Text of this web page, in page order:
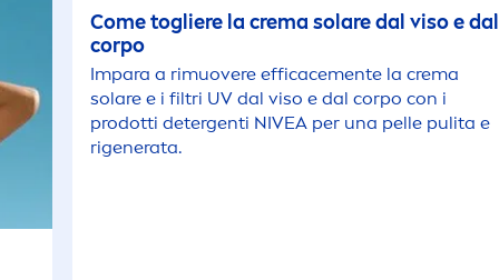
Come togliere la crema solare dal viso e dal
corpo
Impara a rimuovere efficacemente la crema
solare e i filtri UV dal viso e dal corpo con i
prodotti detergenti NIVEA per una pelle pulita e
rigenerata.